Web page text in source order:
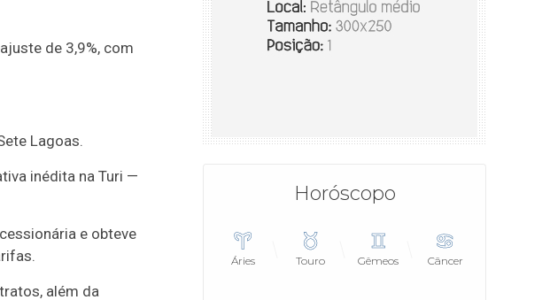
de 3,9%, com
Lagoas.
inédita na Turi —
e obteve
além da
Horóscopo
Áries Touro Gêmeos Câncer